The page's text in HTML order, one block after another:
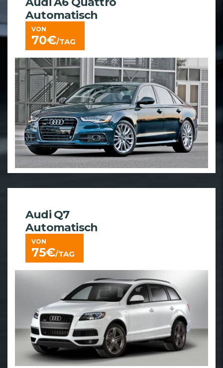
Automatisch
VON
70€/TAG
Audi Q7
Automatisch
VON
75€/TAG